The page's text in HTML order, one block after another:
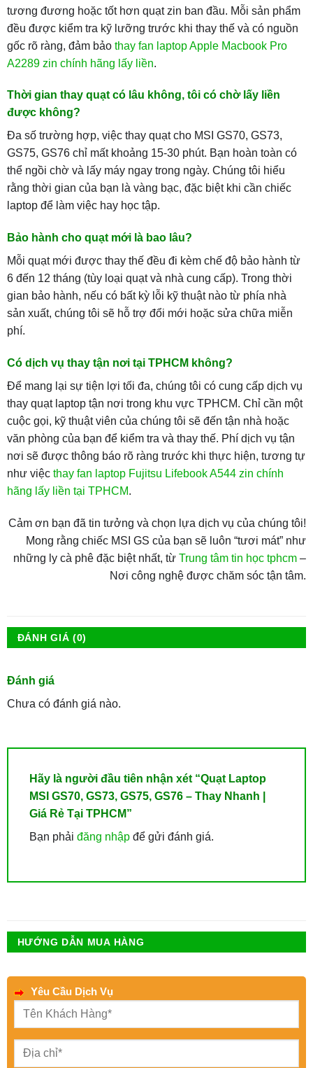
tương đương hoặc tốt hơn quạt zin ban đầu. Mỗi sản phẩm
đều được kiểm tra kỹ lưỡng trước khi thay thế và có nguồn
gốc rõ ràng, đảm bảo thay fan laptop Apple Macbook Pro
A2289 zin chính hãng lấy liền.
Thời gian thay quạt có lâu không, tôi có chờ lấy liền
được không?
Đa số trường hợp, việc thay quạt cho MSI GS70, GS73,
GS75, GS76 chỉ mất khoảng 15-30 phút. Bạn hoàn toàn có
thể ngồi chờ và lấy máy ngay trong ngày. Chúng tôi hiểu
rằng thời gian của bạn là vàng bạc, đặc biệt khi cần chiếc
laptop để làm việc hay học tập.
Bảo hành cho quạt mới là bao lâu?
Mỗi quạt mới được thay thế đều đi kèm chế độ bảo hành từ
6 đến 12 tháng (tùy loại quạt và nhà cung cấp). Trong thời
gian bảo hành, nếu có bất kỳ lỗi kỹ thuật nào từ phía nhà
sản xuất, chúng tôi sẽ hỗ trợ đổi mới hoặc sửa chữa miễn
phí.
Có dịch vụ thay tận nơi tại TPHCM không?
Để mang lại sự tiện lợi tối đa, chúng tôi có cung cấp dịch vụ
thay quạt laptop tận nơi trong khu vực TPHCM. Chỉ cần một
cuộc gọi, kỹ thuật viên của chúng tôi sẽ đến tận nhà hoặc
văn phòng của bạn để kiểm tra và thay thế. Phí dịch vụ tận
nơi sẽ được thông báo rõ ràng trước khi thực hiện, tương tự
như việc thay fan laptop Fujitsu Lifebook A544 zin chính
hãng lấy liền tại TPHCM.
Cảm ơn bạn đã tin tưởng và chọn lựa dịch vụ của chúng tôi!
Mong rằng chiếc MSI GS của bạn sẽ luôn “tươi mát” như
những ly cà phê đặc biệt nhất, từTrung tâm tin học tphcm –
Nơi công nghệ được chăm sóc tận tâm.
ĐÁNH GIÁ (0)
Đánh giá
Chưa có đánh giá nào.
Hãy là người đầu tiên nhận xét “Quạt Laptop
MSI GS70, GS73, GS75, GS76 – Thay Nhanh |
Giá Rẻ Tại TPHCM”
Bạn phải đăng nhậpđể gửi đánh giá.
HƯỚNG DẪN MUA HÀNG
Yêu Cầu Dịch Vụ